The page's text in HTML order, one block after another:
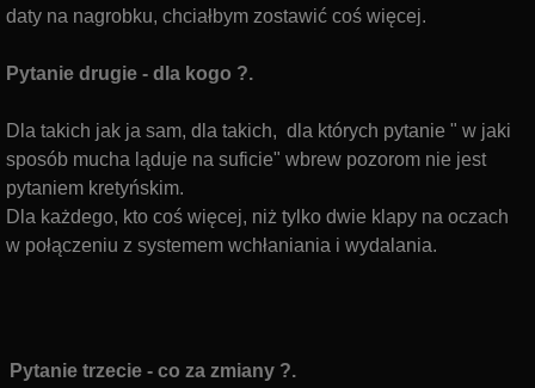
daty na nagrobku, chciałbym zostawić coś więcej.
Pytanie drugie - dla kogo ?.
Dla takich jak ja sam, dla takich, dla których pytanie " w jaki
sposób mucha ląduje na suficie" wbrew pozorom nie jest
pytaniem kretyńskim.
Dla każdego, kto coś więcej, niż tylko dwie klapy na oczach
w połączeniu z systemem wchłaniania i wydalania.
Pytanie trzecie - co za zmiany ?.